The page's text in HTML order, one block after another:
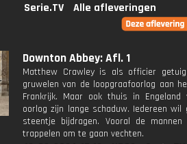
Serie.TV
Alle afleveringen
Downton Abbey: Afl. 1
Matthew Crawley is als officier
gruwelen van de loopgraafoorlog aan
Frankrijk. Maar ook thuis in
oorlog zijn lange schaduw. Iedereen wil
steentje bijdragen. Vooral de
trappelen om te gaan vechten.